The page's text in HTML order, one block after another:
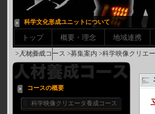
科学文化形成ユニットについて
トップ 概要・理念 地域連携
English
>人材養成コース >募集案内 >科学映像クリエ
コースの概要
科学映像クリエータ養成コース